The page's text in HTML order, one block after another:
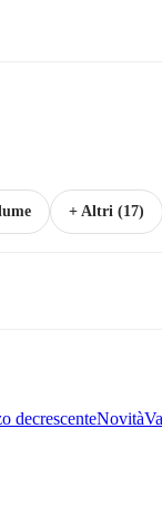
+ Altri (17)
decrescenteNovità